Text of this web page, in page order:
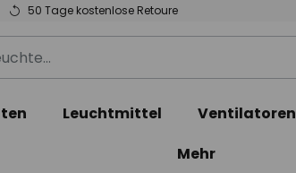
50 Tage kostenlose Retoure
Leuchtmittel Ventilatoren
Mehr